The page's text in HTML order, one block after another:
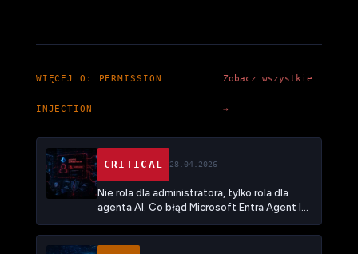
WIĘCEJ O: PERMISSION
INJECTION
Zobacz wszystkie
→
CRITICAL 28.04.2026
Nie rola dla administratora, tylko rola dla
agenta AI. Co błąd Microsoft Entra Agent ID
tożsamości AI dziedziczy stare problemy